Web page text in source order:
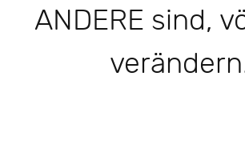
ANDERE sind,